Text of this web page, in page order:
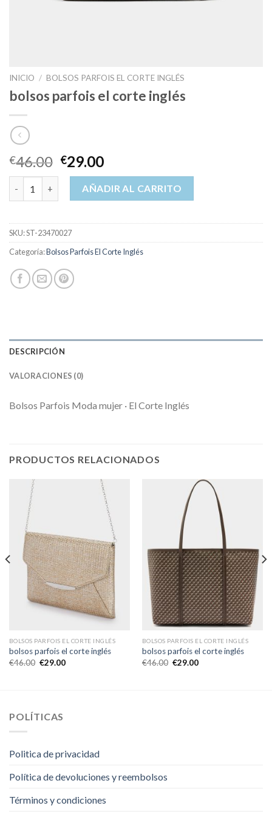
INICIO / BOLSOS PARFOIS EL CORTE INGLÉS
bolsos parfois el corte inglés
€46.00 €29.00
bolsos parfois el corte inglés cantidad
AÑADIR AL CARRITO
SKU:ST-23470027
Categoría:Bolsos Parfois El Corte Inglés
DESCRIPCIÓN
VALORACIONES (0)
Bolsos Parfois Moda mujer · El Corte Inglés
PRODUCTOS RELACIONADOS
BOLSOS PARFOIS EL CORTE INGLÉS
bolsos parfois el corte inglés
€46.00 €29.00
BOLSOS PARFOIS EL CORTE INGLÉS
bolsos parfois el corte inglés
€46.00 €29.00
POLÍTICAS
Politica de privacidad
Política de devoluciones y reembolsos
Términos y condiciones